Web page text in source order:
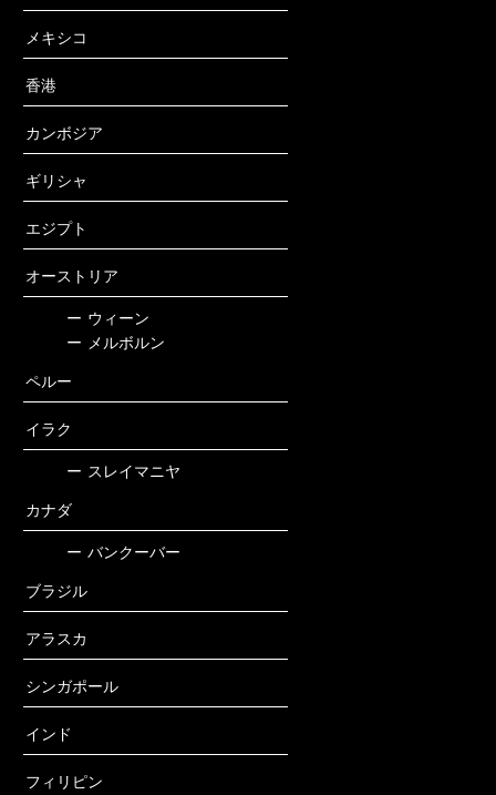
メキシコ
香港
カンボジア
ギリシャ
エジプト
オーストリア
ー ウィーン
ー
メルボルン
ペルー
イラク
ー スレイマニヤ
カナダ
ー バンクーバー
ブラジル
アラスカ
シンガポール
インド
フィリピン